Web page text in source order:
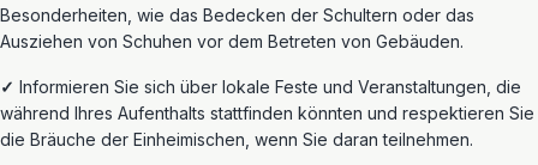
Besonderheiten , wie das Bedecken der Schultern oder das
Ausziehen von Schuhen vor dem Betreten von Gebäuden.
✓ Informieren Sie sich über lokale Feste und Veranstaltungen, die
während Ihres Aufenthalts stattfinden könnten und respektieren Sie
die Bräuche der Einheimischen, wenn Sie daran teilnehmen.